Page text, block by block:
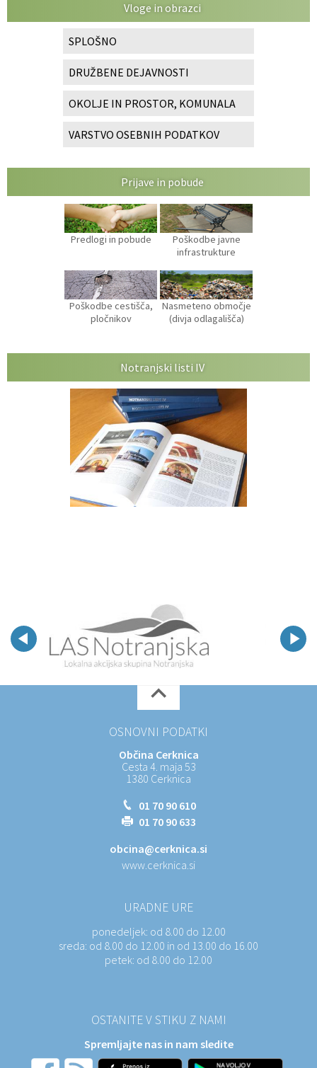
Vloge in obrazci
SPLOŠNO
DRUŽBENE DEJAVNOSTI
OKOLJE IN PROSTOR, KOMUNALA
VARSTVO OSEBNIH PODATKOV
Prijave in pobude
Predlogi in pobude
Poškodbe javne
infrastrukture
Poškodbe cestišča,
pločnikov
Nasmeteno območje
(divja odlagališča)
Notranjski listi IV
OSNOVNI PODATKI
Občina Cerknica
Cesta 4. maja 53
1380 Cerknica
01 70 90 610
01 70 90 633
obcina@cerknica.si
www.cerknica.si
URADNE URE
ponedeljek: od 8.00 do 12.00
sreda: od 8.00 do 12.00 in od 13.00 do 16.00
petek: od 8.00 do 12.00
OSTANITE V STIKU Z NAMI
Spremljajte nas in nam sledite